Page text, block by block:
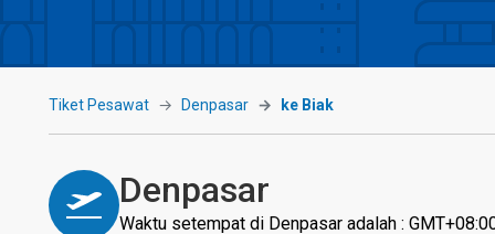
Tiket Pesawat Denpasar ke Biak
Denpasar
Waktu setempat di Denpasar adalah :